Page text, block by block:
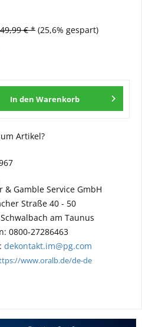
€ * (25,6% gespart)
In den Warenkorb
Artikel?
& Gamble Service GmbH
Straße 40 - 50
am Taunus
0800-27286463
dekontakt.im@pg.com
www.oralb.de/de-de